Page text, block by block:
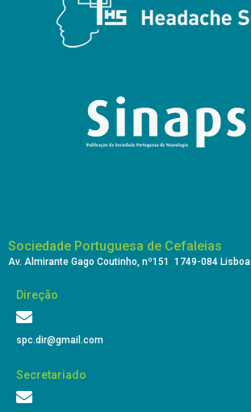
Sociedade Portuguesa de Cefaleias
Av. Almirante Gago Coutinho, nº151 1749-084 Lisboa
Direção
spc.dir@gmail.com
Secretariado